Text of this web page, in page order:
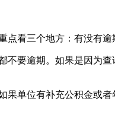
看三个地方：有没有
要逾期。如果是因为
单位有补充公积金或